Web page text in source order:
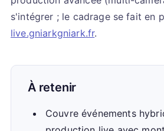
s'intégrer ; le cadrage se fait en
live.gniarkgniark.fr.
À retenir
Couvre événements